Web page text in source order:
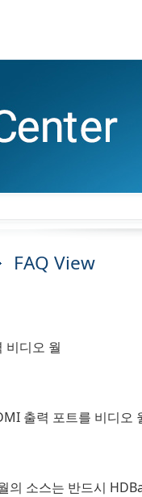
FAQ View
비디오 월
출력 포트를 비디오
의 소스는 반드시